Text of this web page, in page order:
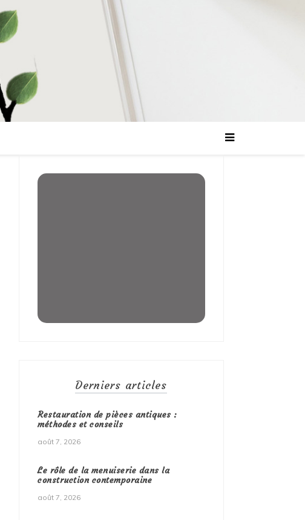
Derniers articles
Restauration de pièces antiques :
méthodes et conseils
août 7, 2026
Le rôle de la menuiserie dans la
construction contemporaine
août 7, 2026